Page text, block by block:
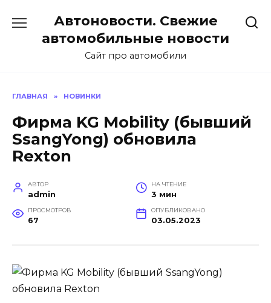
содержанию
Автоновости. Свежие
автомобильные новости
Сайт про автомобили
ГЛАВНАЯ » НОВИНКИ
Фирма KG Mobility (бывший
SsangYong) обновила
Rexton
АВТОР
admin
НА ЧТЕНИЕ
3 мин
ПРОСМОТРОВ
67
ОПУБЛИКОВАНО
03.05.2023